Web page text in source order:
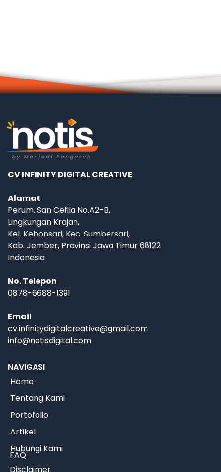
CV INFINITY DIGITAL CREATIVE
Alamat
Perum. San Cefila No.A2-B,
Lingkungan Krajan,
Kel. Kebonsari, Kec. Sumbersari,
Kab. Jember, Provinsi Jawa Timur 68122
Indonesia
No. Telepon
0878-6688-1391
Email
cv.infinitydigitalcreative@gmail.com
info@notisdigital.com
NAVIGASI
Home
Tentang Kami
Portofolio
Artikel
Hubungi Kami
FAQ
Disclaimer